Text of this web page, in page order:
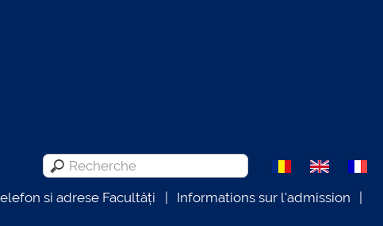
si adrese Facultăți Informations sur l'admission